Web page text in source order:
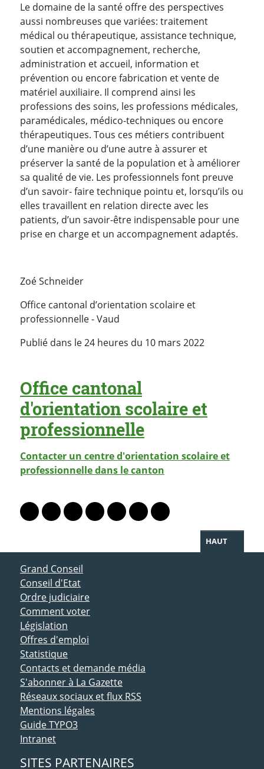
Le domaine de la santé offre des perspectives
aussi nombreuses que variées: traitement
médical ou thérapeutique, assistance technique,
soutien et accompagnement, recherche,
administration et accueil, information et
prévention ou encore fabrication et vente de
matériel auxiliaire. Il comprend ainsi les
professions des soins, les professions médicales,
paramédicales, médico-techniques ou encore
thérapeutiques. Tous ces métiers contribuent
d’une manière ou d’une autre à assurer et
préserver la santé de la population et à améliorer
sa qualité de vie. Les professionnels font preuve
d’un savoir- faire technique pointu et, lorsqu’ils ou
elles travaillent en relation directe avec les
patients, d’un savoir-être indispensable pour une
prise en charge et un accompagnement adaptés.
Zoé Schneider
Office cantonal d’orientation scolaire et
professionnelle - Vaud
Publié dans le 24 heures du 10 mars 2022
Office cantonal
d'orientation scolaire et
professionnelle
Contacter un centre d'orientation scolaire et
professionnelle dans le canton
Lien vers le profil Mastodon
Lien vers le profil Bluesky
Lien vers le profil Instagram
Lien vers le profil Linkedin
Lien vers le profil Facebook
Lien vers le profil Twitter
Partager par WhatsApp
HAUT
ACCÈS DIRECT
Grand Conseil
Conseil d'Etat
Ordre judiciaire
Comment voter
Législation
Offres d'emploi
Statistique
Contacts et demande média
S'abonner à La Gazette
Réseaux sociaux et flux RSS
Mentions légales
Guide TYPO3
Intranet
SITES PARTENAIRES